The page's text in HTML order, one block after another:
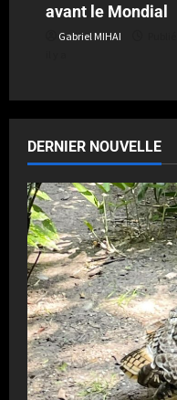
avant le Mondial
Gabriel MIHAI
DERNIER NOUVELLE